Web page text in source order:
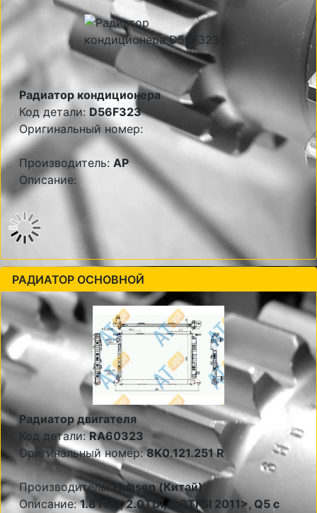
Радиатор кондиционера
Код детали: D56F323
Оригинальный номер:
Производитель: AP
Описание:
РАДИАТОР ОСНОВНОЙ
Радиатор двигателя
Код детали:RA60323
Оригинальный номер:8K0.121.251 R
Производитель:
Huasen (Китай)
Описание:1.8TFSI, 2.0TDI, 2.0TFSI 2011>, Q5 c